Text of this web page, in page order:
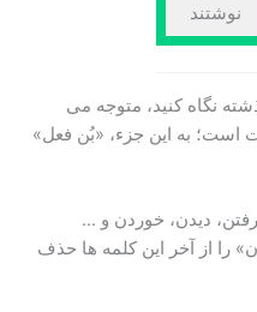
نوشتند
نگاه کنید، متوجه می
است؛ به این جزء، «بُن فعل»
دیدن، خوردن و …
را از آخر این کلمه ها حذف